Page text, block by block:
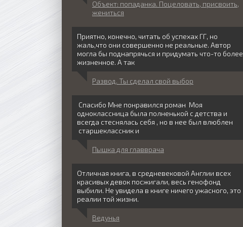
Объект: попаданка. Поцеловать, присвоить,
жениться
Приятно, конечно, читать об успехах ГГ, но
жаль,что они совершенно не реальные. Автор
могла бы поднапрячься и придумать что-то более
жизненное. А так
Развод. Ты сделал свой выбор
Спасибо Мне понравился роман Моя
одноклассница была полненькой с детства и
всегда стеснялась себя , но в нее был влюблен
старшеклассник и
Пышка для главврача
Отличная книга, в средневековой Англии всех
красивых девок посжигали, весь генофонд
выбили. Не увидела в книге ничего ужасного, это
реалии той жизни.
Ведунья